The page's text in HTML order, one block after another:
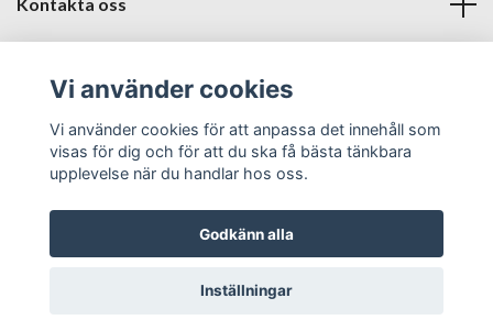
Sociala medier
© 2026 Babyproffsen Halmstad
Vi använder cookies
Vi använder cookies för att anpassa det innehåll som
visas för dig och för att du ska få bästa tänkbara
upplevelse när du handlar hos oss.
Godkänn alla
Inställningar